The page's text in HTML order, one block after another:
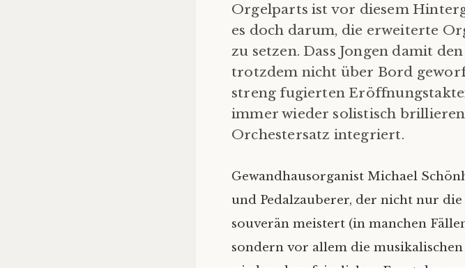
Orgelparts ist vor diesem
es doch darum, die erweiterte
zu setzen. Dass Jongen damit
trotzdem nicht über Bord
streng fugierten
immer wieder solistisch
Orchestersatz integriert.
Gewandhausorganist Michael
und Pedalzauberer, der nicht nur
souverän meistert (in manchen
sondern vor allem die